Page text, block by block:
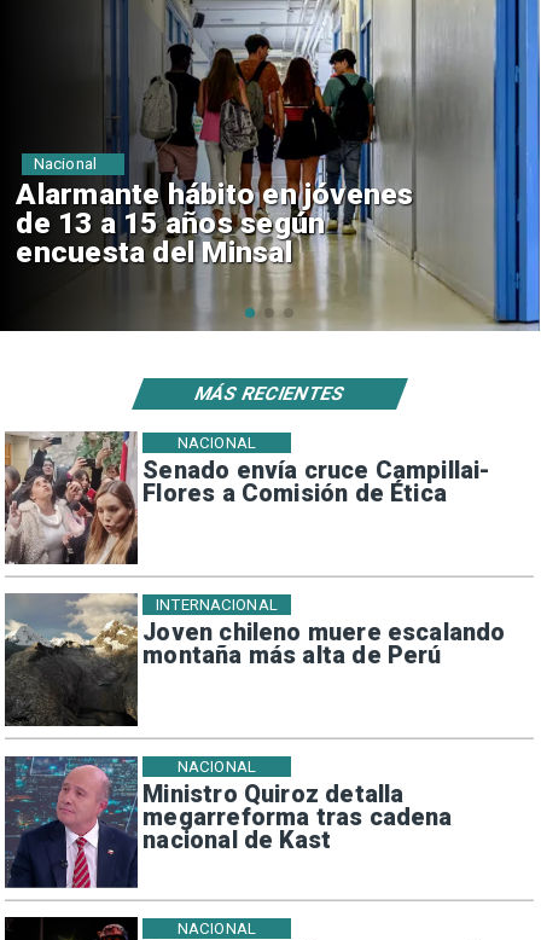
Aprueban creación del Parque
Sebastián Piñera con inversión
de $4 mil millones
Regiones
Senado envía cruce Campillai-
Flores a Comisión de Ética
NACIONAL
Joven chileno muere escalando
montaña más alta de Perú
INTERNACIONAL
Ministro Quiroz detalla
megarreforma tras cadena
nacional de Kast
NACIONAL
NACIONAL
MÁS RECIENTES